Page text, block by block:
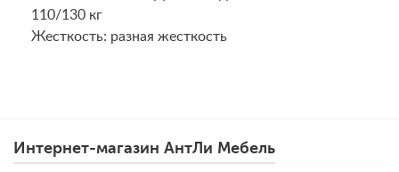
110/130 кг
Жесткость: разная жесткость
Интернет-магазин АнтЛи Мебель